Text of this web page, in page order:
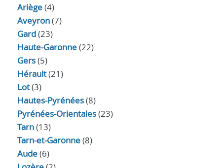
Ariège(4)
Aveyron(7)
Gard(23)
Haute-Garonne(22)
Gers(5)
Hérault(21)
Lot(3)
Hautes-Pyrénées(8)
Pyrénées-Orientales(23)
Tarn(13)
Tarn-et-Garonne(8)
Aude(6)